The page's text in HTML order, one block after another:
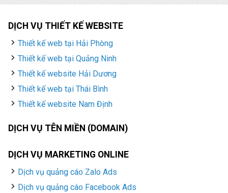
DỊCH VỤ THIẾT KẾ WEBSITE
Thiết kế web tại Hải Phòng
Thiết kế web tại Quảng Ninh
Thiết kế website Hải Dương
Thiết kế web tại Thái Bình
Thiết kế website Nam Định
DỊCH VỤ TÊN MIỀN (DOMAIN)
DỊCH VỤ MARKETING ONLINE
Dịch vụ quảng cáo Zalo Ads
Dịch vụ quảng cáo Facebook Ads